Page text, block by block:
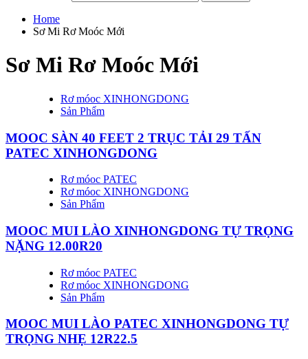
Home
Sơ Mi Rơ Moóc Mới
Sơ Mi Rơ Moóc Mới
Rơ móoc XINHONGDONG
Sản Phẩm
MOOC SÀN 40 FEET 2 TRỤC TẢI 29 TẤN
PATEC XINHONGDONG
Rơ móoc PATEC
Rơ móoc XINHONGDONG
Sản Phẩm
MOOC MUI LÀO XINHONGDONG TỰ TRỌNG
NẶNG 12.00R20
Rơ móoc PATEC
Rơ móoc XINHONGDONG
Sản Phẩm
MOOC MUI LÀO PATEC XINHONGDONG TỰ
TRỌNG NHẸ 12R22.5